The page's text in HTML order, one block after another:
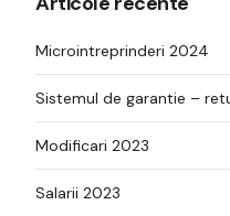
Microintreprinderi 2024
Sistemul de garantie –
Modificari 2023
Salarii 2023